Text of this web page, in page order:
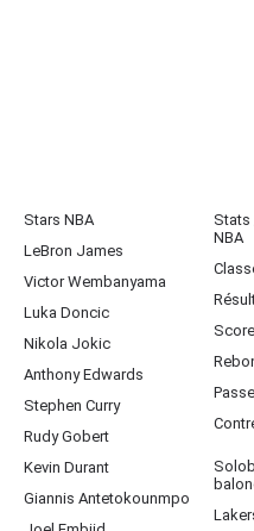
Stars NBA
LeBron James
Victor Wembanyama
Luka Doncic
Nikola Jokic
Anthony Edwards
Stephen Curry
Rudy Gobert
Kevin Durant
Giannis Antetokounmpo
Stats
NBA